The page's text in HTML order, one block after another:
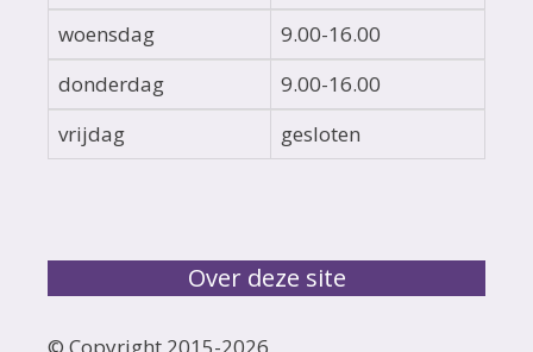
woensdag
9.00-16.00
donderdag
9.00-16.00
vrijdag
gesloten
Over deze site